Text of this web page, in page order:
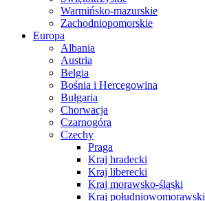
Warmińsko-mazurskie
Zachodniopomorskie
Europa
Albania
Austria
Belgia
Bośnia i Hercegowina
Bułgaria
Chorwacja
Czarnogóra
Czechy
Praga
Kraj hradecki
Kraj liberecki
Kraj morawsko-śląski
Kraj południowomorawski